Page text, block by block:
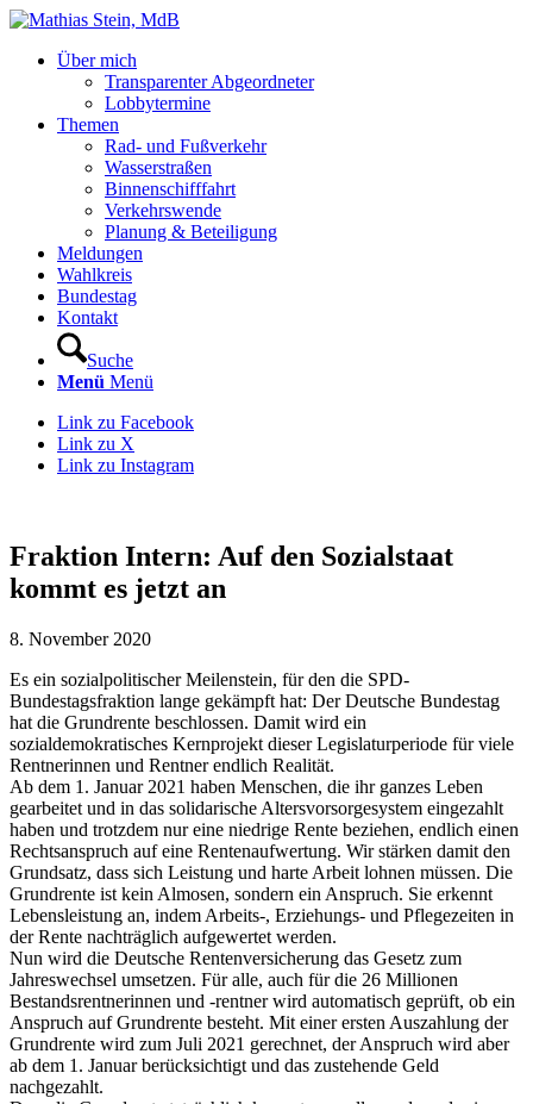
Über mich
Transparenter Abgeordneter
Lobbytermine
Themen
Rad- und Fußverkehr
Wasserstraßen
Binnenschifffahrt
Verkehrswende
Planung & Beteiligung
Meldungen
Wahlkreis
Bundestag
Kontakt
Suche
Menü Menü
Link zu Facebook
Link zu X
Link zu Instagram
Fraktion Intern: Auf den Sozialstaat
kommt es jetzt an
8. November 2020
Es ein sozialpolitischer Meilenstein, für den die SPD-
Bundestagsfraktion lange gekämpft hat: Der Deutsche Bundestag
hat die Grundrente beschlossen. Damit wird ein
sozialdemokratisches Kernprojekt dieser Legislaturperiode für viele
Rentnerinnen und Rentner endlich Realität.
Ab dem 1. Januar 2021 haben Menschen, die ihr ganzes Leben
gearbeitet und in das solidarische Altersvorsorgesystem eingezahlt
haben und trotzdem nur eine niedrige Rente beziehen, endlich einen
Rechtsanspruch auf eine Rentenaufwertung. Wir stärken damit den
Grundsatz, dass sich Leistung und harte Arbeit lohnen müssen. Die
Grundrente ist kein Almosen, sondern ein Anspruch. Sie erkennt
Lebensleistung an, indem Arbeits-, Erziehungs- und Pflegezeiten in
der Rente nachträglich aufgewertet werden.
Nun wird die Deutsche Rentenversicherung das Gesetz zum
Jahreswechsel umsetzen. Für alle, auch für die 26 Millionen
Bestandsrentnerinnen und -rentner wird automatisch geprüft, ob ein
Anspruch auf Grundrente besteht. Mit einer ersten Auszahlung der
Grundrente wird zum Juli 2021 gerechnet, der Anspruch wird aber
ab dem 1. Januar berücksichtigt und das zustehende Geld
nachgezahlt.